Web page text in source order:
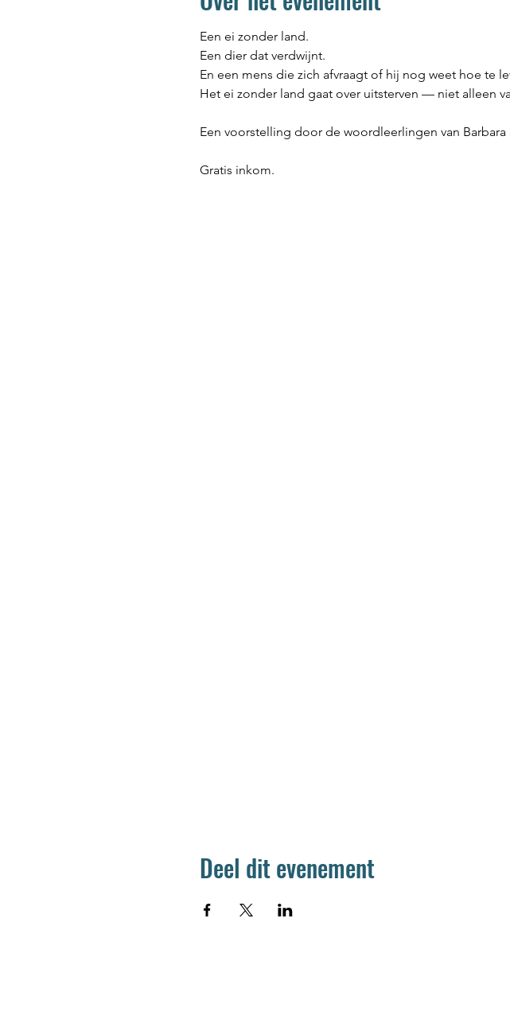
Een ei zonder land.
Een dier dat verdwijnt.
En een mens die zich afvraagt of hij nog weet hoe te
Het ei zonder land gaat over uitsterven — niet alleen
Een voorstelling door de woordleerlingen van Barbara
Gratis inkom.
Deel dit evenement